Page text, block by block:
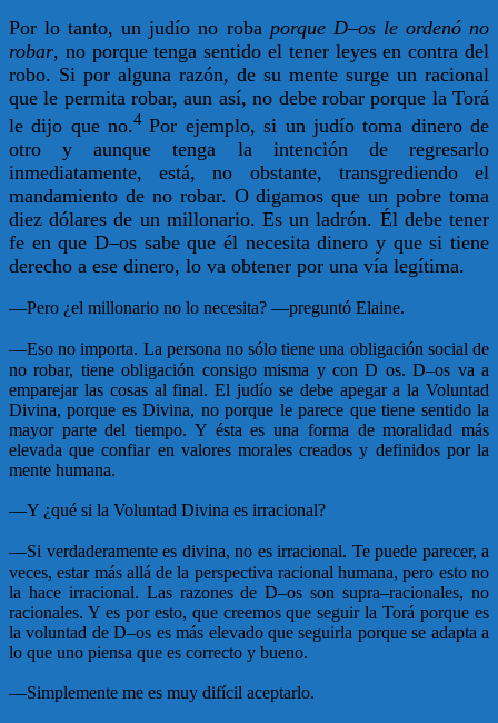
Por lo tanto, un judío no roba porque D–os le ordenó no
robar, no porque tenga sentido el tener leyes en contra del
robo. Si por alguna razón, de su mente surge un racional
que le permita robar, aun así, no debe robar porque la Torá
le dijo que no.4Por ejemplo, si un judío toma dinero de
otro y aunque tenga la intención de regresarlo
inmediatamente, está, no obstante, transgrediendo el
mandamiento de no robar. O digamos que un pobre toma
diez dólares de un millonario. Es un ladrón. Él debe tener
fe en que D–os sabe que él necesita dinero y que si tiene
derecho a ese dinero, lo va obtener por una vía legítima.
—Pero ¿el millonario no lo necesita? —preguntó Elaine.
—Eso no importa. La persona no sólo tiene una obligación social de
no robar, tiene obligación consigo misma y con D os. D–os va a
emparejar las cosas al final. El judío se debe apegar a la Voluntad
Divina, porque es Divina, no porque le parece que tiene sentido la
mayor parte del tiempo. Y ésta es una forma de moralidad más
elevada que confiar en valores morales creados y definidos por la
mente humana.
—Y ¿qué si la Voluntad Divina es irracional?
—Si verdaderamente es divina, no es irracional. Te puede parecer, a
veces, estar más allá de la perspectiva racional humana, pero esto no
la hace irracional. Las razones de D–os son supra–racionales, no
racionales. Y es por esto, que creemos que seguir la Torá porque es
la voluntad de D–os es más elevado que seguirla porque se adapta a
lo que uno piensa que es correcto y bueno.
—Simplemente me es muy difícil aceptarlo.